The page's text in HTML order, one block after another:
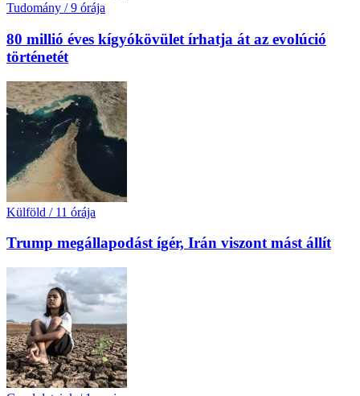
Tudomány / 9 órája
80 millió éves kígyókövület írhatja át az evolúció
történetét
Külföld / 11 órája
Trump megállapodást ígér, Irán viszont mást állít